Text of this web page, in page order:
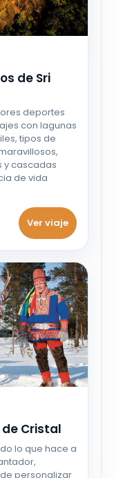
2026
2026
2026
2026
de Sri
deportes
con lagunas
tipos de
y cascadas
de vida
Ver viaje
Cristal
lo que hace a
personalizar